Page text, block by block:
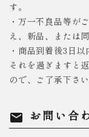
す。
・万一不良品等が
え、新品、または
・商品到着後3日
それを過ぎますと
ので、ご了承下さい
mail お問い合